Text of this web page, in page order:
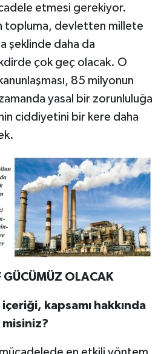
etmesi gerekiyor.
topluma, devletten millete
şeklinde daha da
çok geç olacak. O
85 milyonun
yasal bir zorunluluğa
ciddiyetini bir kere daha
GÜCÜMÜZ OLACAK
kapsamı hakkında